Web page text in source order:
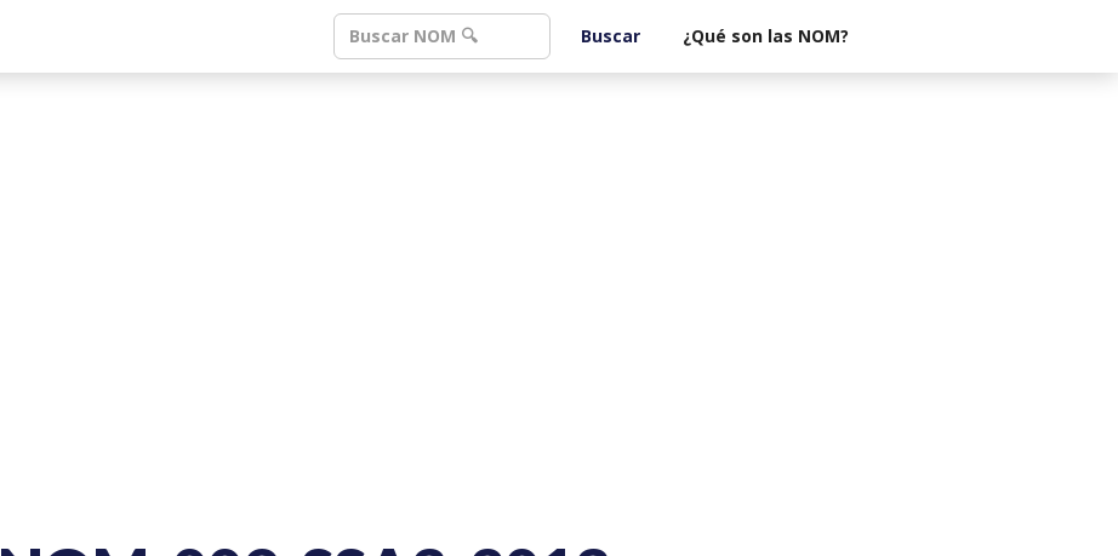
¿Qué son las NOM?